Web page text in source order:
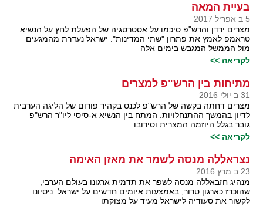
בעיית המאה
5 ב אפריל 2017
מצרים ירדן והרש"פ סיכמו על אסטרטגיה של הפעלת לחץ על הנשיא
טראמפ לאמץ את פתרון "שתי המדינות". ישראל נעדרת מהמגעים
מול הממשל המגבש בימים אלה
לקריאה >>
מתיחות בין הרש"פ למצרים
31 ב יולי 2016
מצרים דחתה בקשה של הרש"פ לכנס בקהיר פורום של הליגה הערבית
לדיון בהמשך ההתנחלויות. המתח בין הנשיא א-סיסי ליו"ר הרש"פ
גובר בגלל היוזמה המצרית וסירובו
לקריאה >>
נצראללה מנסה לשמר את מאזן האימה
23 ב מרץ 2016
מנהיג חזבאללה מנסה לשפר את תדמית ארגונו בעולם הערבי,
שהוכרז כארגון טרור, באמצעות איומים חדשים על ישראל. ניסיונו
לקשור את סעודיה לישראל מעיד על מצוקתו